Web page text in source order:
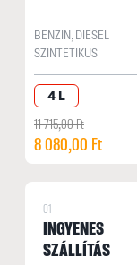
BENZIN, DIESEL
SZINTETIKUS
4 L
11 715,00 Ft
8 080,00 Ft
01
INGYENES
SZÁLLÍTÁS